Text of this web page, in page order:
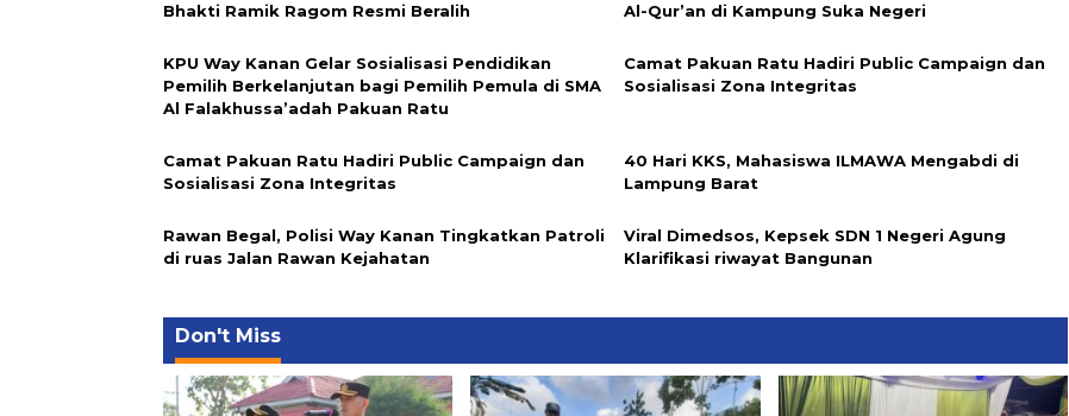
Bhakti Ramik Ragom Resmi Beralih
Al-Qur’an di Kampung Suka Negeri
KPU Way Kanan Gelar Sosialisasi Pendidikan
Pemilih Berkelanjutan bagi Pemilih Pemula di SMA
Al Falakhussa’adah Pakuan Ratu
Camat Pakuan Ratu Hadiri Public Campaign dan
Sosialisasi Zona Integritas
Camat Pakuan Ratu Hadiri Public Campaign dan
Sosialisasi Zona Integritas
40 Hari KKS, Mahasiswa ILMAWA Mengabdi di
Lampung Barat
Rawan Begal, Polisi Way Kanan Tingkatkan Patroli
di ruas Jalan Rawan Kejahatan
Viral Dimedsos, Kepsek SDN 1 Negeri Agung
Klarifikasi riwayat Bangunan
Don't Miss